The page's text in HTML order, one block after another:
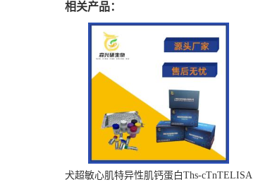
相关产品：
犬超敏心肌特异性肌钙蛋白Ths-cTnTELISA